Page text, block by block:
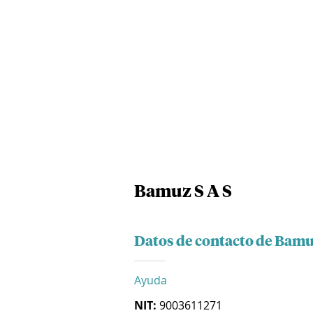
Bamuz S A S
Datos de contacto de
Ayuda
NIT: 9003611271